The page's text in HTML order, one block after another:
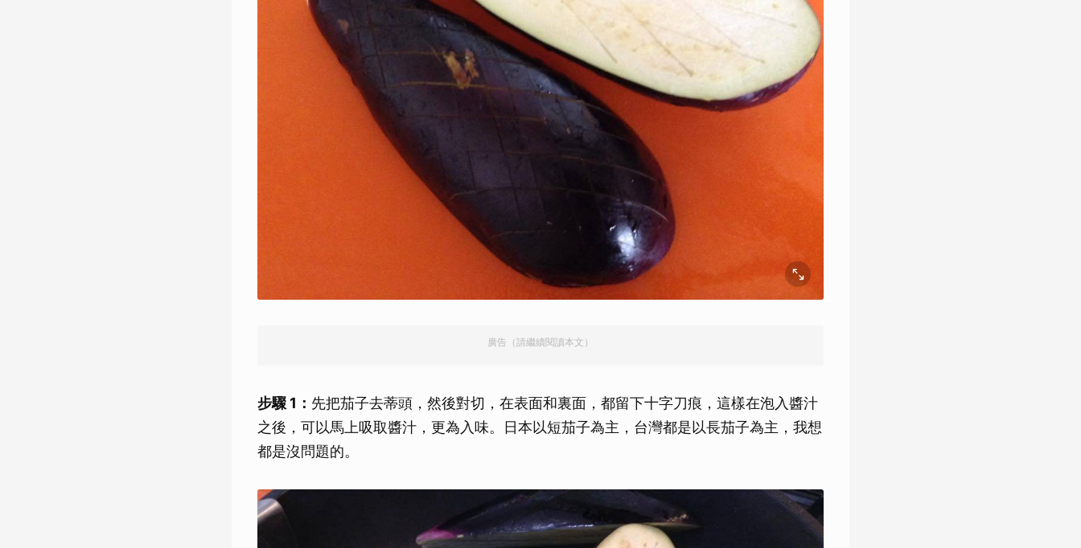
廣告（請繼續閱讀本文）
步驟 1： 先把茄子去蒂頭，然後對切，在表面和裏面，都留下十字刀痕，這樣在泡入醬汁
之後，可以馬上吸取醬汁，更為入味。日本以短茄子為主，台灣都是以長茄子為主，我想
都是沒問題的。